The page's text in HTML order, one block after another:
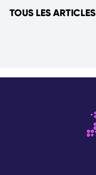
TOUS LES ARTICLES